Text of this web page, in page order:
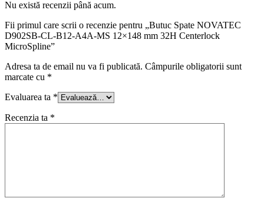
Nu există recenzii până acum.
Fii primul care scrii o recenzie pentru „Butuc Spate NOVATEC
D902SB-CL-B12-A4A-MS 12×148 mm 32H Centerlock
MicroSpline”
Adresa ta de email nu va fi publicată. Câmpurile obligatorii sunt
marcate cu *
Evaluarea ta *
Recenzia ta *